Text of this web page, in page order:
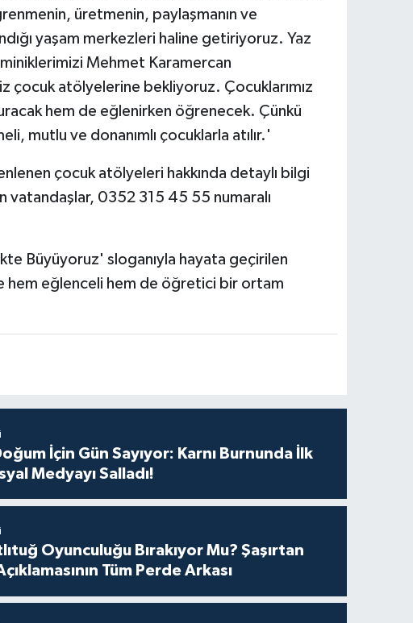
üretmenin, paylaşmanın ve
yaşam merkezleri haline getiriyoruz. Yaz
Mehmet Karamercan
çocuk atölyelerine bekliyoruz. Çocuklarımız
hem de eğlenirken öğrenecek. Çünkü
mutlu ve donanımlı çocuklarla atılır.'
çocuk atölyeleri hakkında detaylı bilgi
vatandaşlar, 0352 315 45 55 numaralı
Büyüyoruz' sloganıyla hayata geçirilen
hem eğlenceli hem de öğretici bir ortam
İçin Gün Sayıyor: Karnı Burnunda İlk
Medyayı Salladı!
Oyunculuğu Bırakıyor Mu? Şaşırtan
Tüm Perde Arkası